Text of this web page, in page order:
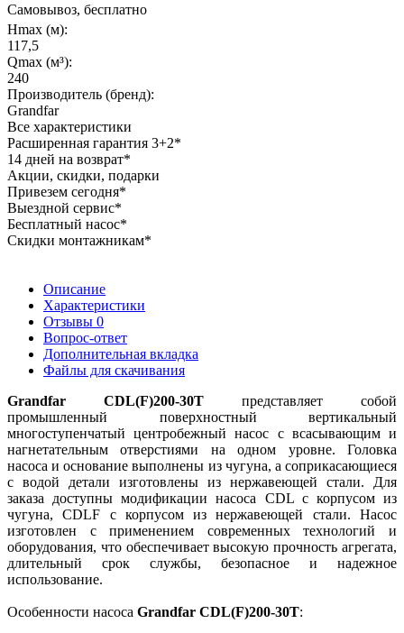
Самовывоз, бесплатно
Hmax (м):
117,5
Qmax (м³):
240
Производитель (бренд):
Grandfar
Все характеристики
Расширенная гарантия 3+2*
14 дней на возврат*
Акции, скидки, подарки
Привезем сегодня*
Выездной сервис*
Бесплатный насос*
Скидки монтажникам*
Описание
Характеристики
Отзывы 0
Вопрос-ответ
Дополнительная вкладка
Файлы для скачивания
Grandfar CDL(F)200-30T представляет собой
промышленный поверхностный вертикальный
многоступенчатый центробежный насос с всасывающим и
нагнетательным отверстиями на одном уровне. Головка
насоса и основание выполнены из чугуна, а соприкасающиеся
с водой детали изготовлены из нержавеющей стали. Для
заказа доступны модификации насоса CDL с корпусом из
чугуна, CDLF с корпусом из нержавеющей стали. Насос
изготовлен с применением современных технологий и
оборудования, что обеспечивает высокую прочность агрегата,
длительный срок службы, безопасное и надежное
использование.
Особенности насоса Grandfar CDL(F)200-30T: